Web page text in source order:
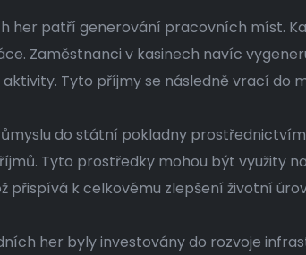
her patří generování pracovních míst.
Zaměstnanci v kasinech navíc
Tyto příjmy se následně vrací do
do státní pokladny
Tyto prostředky mohou být využity
přispívá k celkovému zlepšení životní
her byly investovány do rozvoje